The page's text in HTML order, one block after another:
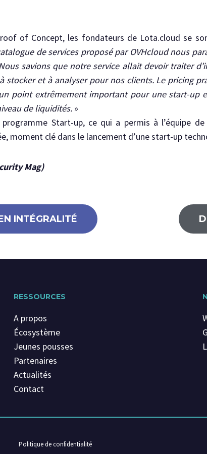
of Concept, les fondateurs de Lota.cloud se
de services proposé par OVHcloud nous
savions que notre service allait devoir traiter
stocker et à analyser pour nos clients. Le pricing
point extrêmement important pour une start-
de liquidités. »
Start-up, ce qui a permis à l’équipe
moment clé dans le lancement d’une start-up
Mag)
INTÉGRALITÉ
RESSOURCES
A propos
Écosystème
Jeunes pousses
Partenaires
Actualités
Contact
Politique de confidentialité